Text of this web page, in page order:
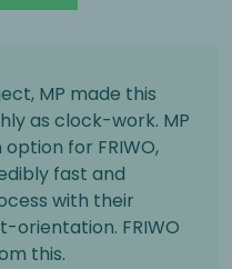
MP made this
as clock-work. MP
for FRIWO,
fast and
with their
orientation. FRIWO
this.